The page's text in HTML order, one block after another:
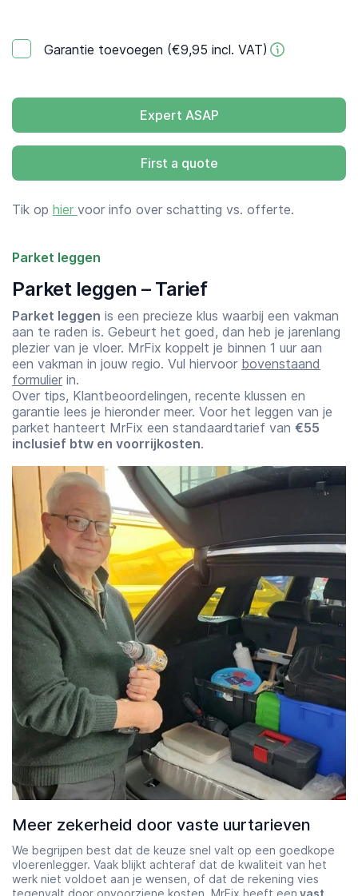
Garantie toevoegen (€9,95 incl. VAT)
Expert ASAP
First a quote
Tik op hier voor info over schatting vs. offerte.
Parket leggen
Parket leggen – Tarief
Parket leggen is een precieze klus waarbij een vakman
aan te raden is. Gebeurt het goed, dan heb je jarenlang
plezier van je vloer. MrFix koppelt je binnen 1 uur aan
een vakman in jouw regio. Vul hiervoor bovenstaand
formulier in.
Over tips, Klantbeoordelingen, recente klussen en
garantie lees je hieronder meer. Voor het leggen van je
parket hanteert MrFix een standaardtarief van €55
inclusief btw en voorrijkosten.
Meer zekerheid door vaste uurtarieven
We begrijpen best dat de keuze snel valt op een goedkope
vloerenlegger. Vaak blijkt achteraf dat de kwaliteit van het
werk niet voldoet aan je wensen, of dat de rekening vies